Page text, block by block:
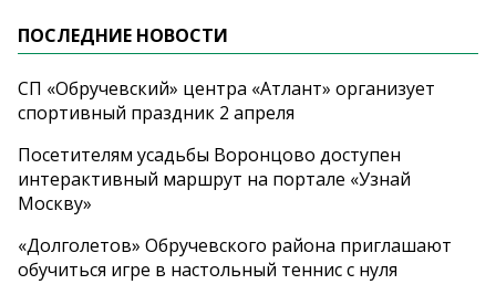
ПОСЛЕДНИЕ НОВОСТИ
СП «Обручевский» центра «Атлант» организует
спортивный праздник 2 апреля
Посетителям усадьбы Воронцово доступен
интерактивный маршрут на портале «Узнай
Москву»
«Долголетов» Обручевского района приглашают
обучиться игре в настольный теннис с нуля